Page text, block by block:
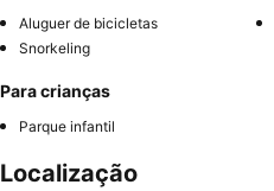
Aluguer de bicicletas
Snorkeling
Para crianças
Parque infantil
Localização